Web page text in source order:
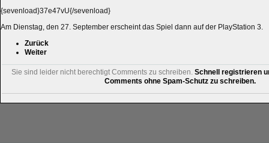
{sevenload}37e47vU{/sevenload}
Am Dienstag, den 27. September erscheint das Spiel dann auf der PlayStation 3.
Zurück
Weiter
Sie sind leider nicht berechtigt Comments zu schreiben. Schnell registrieren
Comments ohne Spam-Schutz zu schreiben.